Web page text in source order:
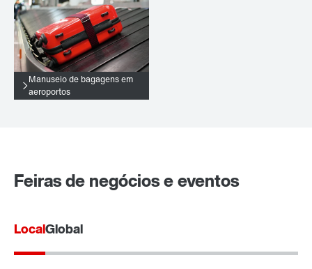
Manuseio de bagagens em
aeroportos
Feiras de negócios e eventos
LocalGlobal